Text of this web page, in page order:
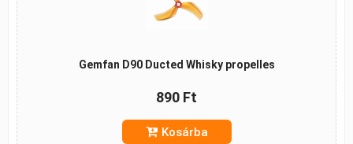
Gemfan D90 Ducted Whisky propelles
890 Ft
Kosárba